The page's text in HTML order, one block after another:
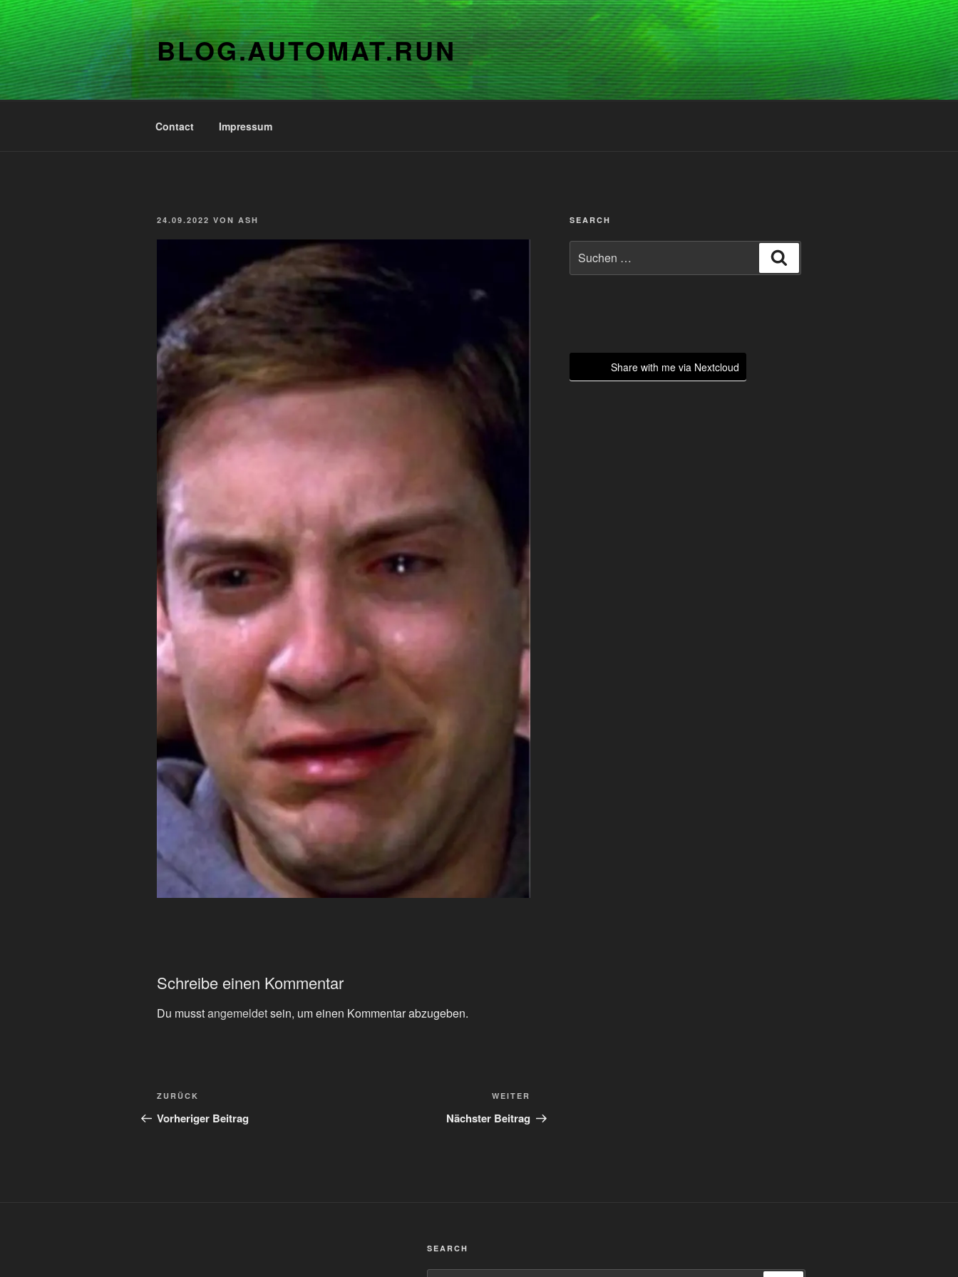
Zum
Inhalt
springen
BLOG.AUTOMAT.RUN
Contact Impressum
VERÖFFENTLICHT
24.09.2022 VON ASH
Schreibe einen Kommentar
Du musstangemeldetsein, um einen Kommentar abzugeben.
Beitragsnavigation
Vorheriger
Beitrag
ZURÜCK
Vorheriger Beitrag
Beitrag
WEITER
Nächster Beitrag
SEARCH
nach:
Share with me via Nextcloud
SEARCH